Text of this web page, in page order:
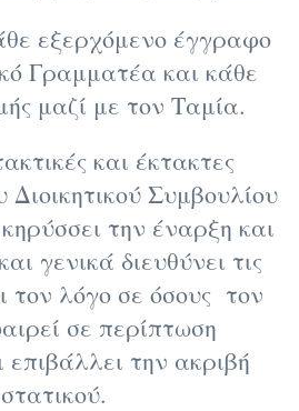
εξερχόμενο έγγραφο
Γραμματέα και κάθε
μαζί με τον Ταμία.
και έκτακτες
Διοικητικού Συμβουλίου
την έναρξη και
γενικά διευθύνει τις
τον λόγο σε όσους τον
σε περίπτωση
την ακριβή